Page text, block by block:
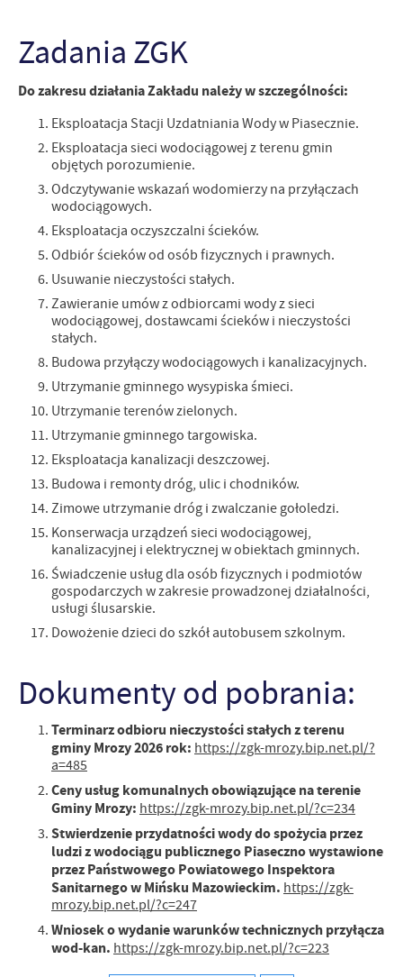
Zadania ZGK
Do zakresu działania Zakładu należy w szczególności:
Eksploatacja Stacji Uzdatniania Wody w Piasecznie.
Eksploatacja sieci wodociągowej z terenu gmin
objętych porozumienie.
Odczytywanie wskazań wodomierzy na przyłączach
wodociągowych.
Eksploatacja oczyszczalni ścieków.
Odbiór ścieków od osób fizycznych i prawnych.
Usuwanie nieczystości stałych.
Zawieranie umów z odbiorcami wody z sieci
wodociągowej, dostawcami ścieków i nieczystości
stałych.
Budowa przyłączy wodociągowych i kanalizacyjnych.
Utrzymanie gminnego wysypiska śmieci.
Utrzymanie terenów zielonych.
Utrzymanie gminnego targowiska.
Eksploatacja kanalizacji deszczowej.
Budowa i remonty dróg, ulic i chodników.
Zimowe utrzymanie dróg i zwalczanie gołoledzi.
Konserwacja urządzeń sieci wodociągowej,
kanalizacyjnej i elektrycznej w obiektach gminnych.
Świadczenie usług dla osób fizycznych i podmiotów
gospodarczych w zakresie prowadzonej działalności,
usługi ślusarskie.
Dowożenie dzieci do szkół autobusem szkolnym.
Dokumenty od pobrania:
Terminarz odbioru nieczystości stałych z terenu
gminy Mrozy 2026 rok: https://zgk-mrozy.bip.net.pl/?
a=485
Ceny usług komunalnych obowiązujące na terenie
Gminy Mrozy: https://zgk-mrozy.bip.net.pl/?c=234
Stwierdzenie przydatności wody do spożycia przez
ludzi z wodociągu publicznego Piaseczno wystawione
przez Państwowego Powiatowego Inspektora
Sanitarnego w Mińsku Mazowieckim. https://zgk-
mrozy.bip.net.pl/?c=247
Wniosek o wydanie warunków technicznych przyłącza
wod-kan. https://zgk-mrozy.bip.net.pl/?c=223